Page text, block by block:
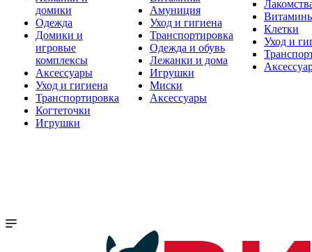
домики
Одежда
Домики и
игровые
комплексы
Аксессуары
Уход и гигиена
Транспортировка
Когтеточки
Игрушки
Амуниция
Уход и гигиена
Транспортировка
Одежда и обувь
Лежанки и дома
Игрушки
Миски
Аксессуары
Клетки
Уход и